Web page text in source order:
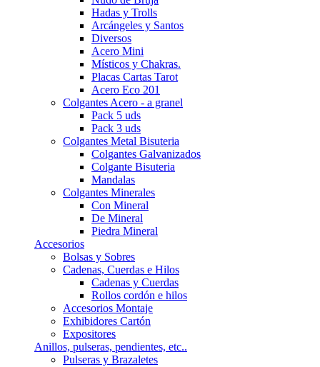
Hadas y Trolls
Arcángeles y Santos
Diversos
Acero Mini
Místicos y Chakras.
Placas Cartas Tarot
Acero Eco 201
Colgantes Acero - a granel
Pack 5 uds
Pack 3 uds
Colgantes Metal Bisuteria
Colgantes Galvanizados
Colgante Bisuteria
Mandalas
Colgantes Minerales
Con Mineral
De Mineral
Piedra Mineral
Accesorios
Bolsas y Sobres
Cadenas, Cuerdas e Hilos
Cadenas y Cuerdas
Rollos cordón e hilos
Accesorios Montaje
Exhibidores Cartón
Expositores
Anillos, pulseras, pendientes, etc..
Pulseras y Brazaletes